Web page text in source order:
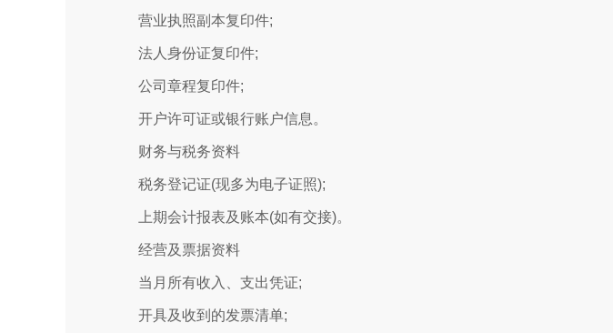
营业执照副本复印件;
法人身份证复印件;
公司章程复印件;
开户许可证或银行账户信息。
财务与税务资料
税务登记证(现多为电子证照);
上期会计报表及账本(如有交接)。
经营及票据资料
当月所有收入、支出凭证;
开具及收到的发票清单;